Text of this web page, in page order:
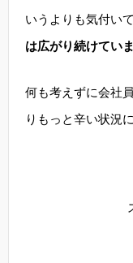
いうよりも気付い
は広がり続けていま
何も考えずに会社
りもっと辛い状況